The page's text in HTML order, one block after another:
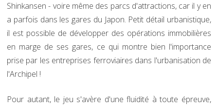
Shinkansen - voire même des parcs d'attractions, car il y en
a parfois dans les gares du Japon. Petit détail urbanistique,
il est possible de développer des opérations immobilières
en marge de ses gares, ce qui montre bien l'importance
prise par les entreprises ferroviaires dans l'urbanisation de
l'Archipel !
Pour autant, le jeu s'avère d'une fluidité à toute épreuve,